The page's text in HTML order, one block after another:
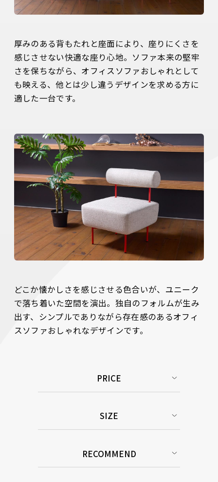
厚みのある背もたれと座面により、座りにくさを
感じさせない快適な座り心地。ソファ本来の堅牢
さを保ちながら、オフィスソファおしゃれとして
も映える、他とは少し違うデザインを求める方に
適した一台です。
どこか懐かしさを感じさせる色合いが、ユニーク
で落ち着いた空間を演出。独自のフォルムが生み
出す、シンプルでありながら存在感のあるオフィ
スソファおしゃれなデザインです。
PRICE
SIZE
RECOMMEND